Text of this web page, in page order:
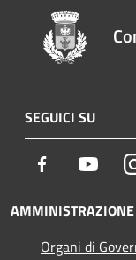
SEGUICI SU
Facebook
AMMINISTRAZIONE
Organi di